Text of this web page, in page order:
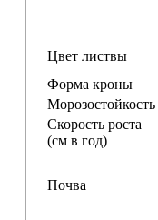
Цвет листвы
Форма кроны
Морозостойкость
Скорость роста
(см в год)
Почва